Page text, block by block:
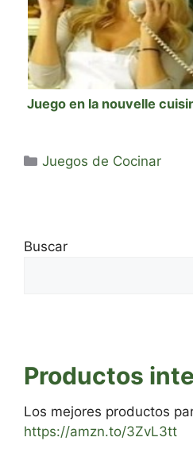
Juego en la nouvelle
Categorías
Juegos de Cocinar
Buscar
Productos
Los mejores productos
https://amzn.to/3ZvL3tt